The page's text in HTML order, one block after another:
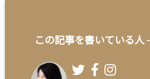
この記事を書いている人 -